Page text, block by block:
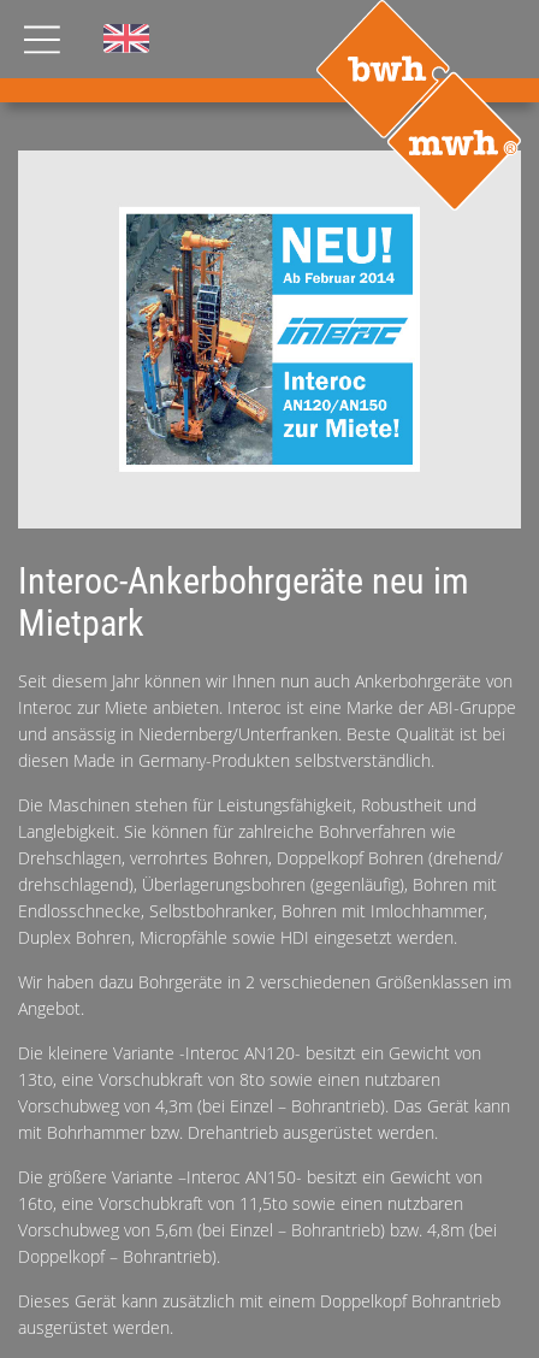
GDS
FDS USA
Interoc-Ankerbohrgeräte neu im
Mietpark
Seit diesem Jahr können wir Ihnen nun auch Ankerbohrgeräte von
Interoc zur Miete anbieten. Interoc ist eine Marke der ABI-Gruppe
und ansässig in Niedernberg/Unterfranken. Beste Qualität ist bei
diesen Made in Germany-Produkten selbstverständlich.
Die Maschinen stehen für Leistungsfähigkeit, Robustheit und
Langlebigkeit. Sie können für zahlreiche Bohrverfahren wie
Drehschlagen, verrohrtes Bohren, Doppelkopf Bohren (drehend/
drehschlagend), Überlagerungsbohren (gegenläufig), Bohren mit
Endlosschnecke, Selbstbohranker, Bohren mit Imlochhammer,
Duplex Bohren, Micropfähle sowie HDI eingesetzt werden.
Wir haben dazu Bohrgeräte in 2 verschiedenen Größenklassen im
Angebot.
Die kleinere Variante -Interoc AN120- besitzt ein Gewicht von
13to, eine Vorschubkraft von 8to sowie einen nutzbaren
Vorschubweg von 4,3m (bei Einzel – Bohrantrieb). Das Gerät kann
mit Bohrhammer bzw. Drehantrieb ausgerüstet werden.
Die größere Variante –Interoc AN150- besitzt ein Gewicht von
16to, eine Vorschubkraft von 11,5to sowie einen nutzbaren
Vorschubweg von 5,6m (bei Einzel – Bohrantrieb) bzw. 4,8m (bei
Doppelkopf – Bohrantrieb).
Dieses Gerät kann zusätzlich mit einem Doppelkopf Bohrantrieb
ausgerüstet werden.